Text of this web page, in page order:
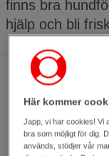
finns bra
hjälp och bli
Här kommer
Japp, vi har cookies! Vi
bra som möjligt för dig.
används, stödjer vår